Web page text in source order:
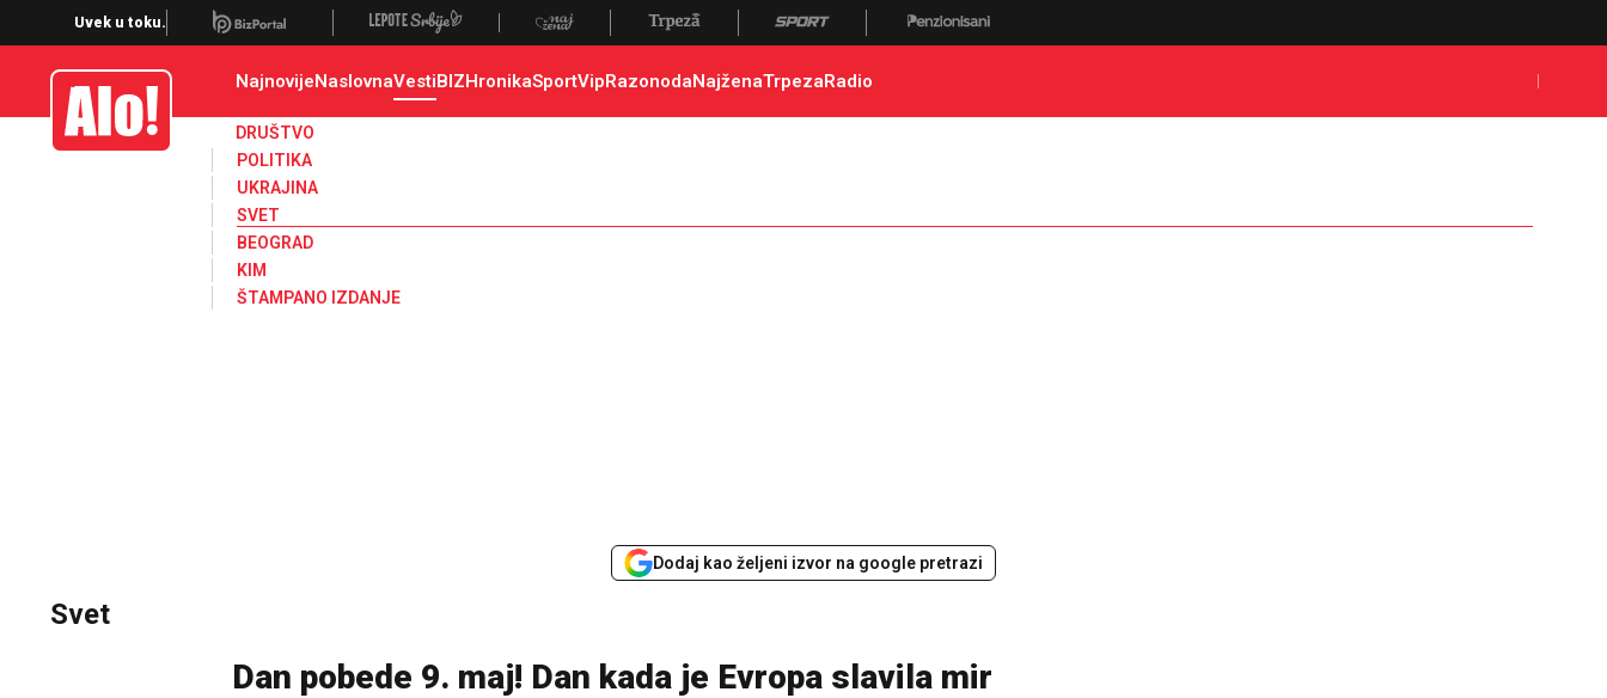
Svet, Ruske vesti, Planeta, Region
Uvek u toku.
Alo NajnovijeNaslovnaVestiBIZHronikaSportVipRazonodaNajženaTrpezaRadio
DRUŠTVO
POLITIKA
UKRAJINA
SVET
BEOGRAD
KIM
ŠTAMPANO IZDANJE
Dodaj kao željeni izvor na google pretrazi
Svet
Dan pobede 9. maj! Dan kada je Evropa slavila mir